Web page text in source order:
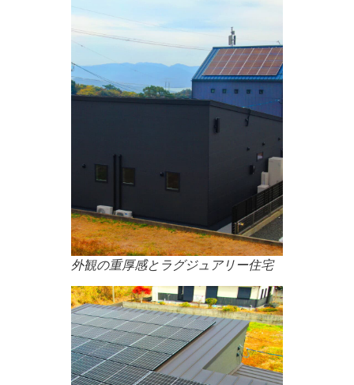
外観の重厚感とラグジュアリー住宅